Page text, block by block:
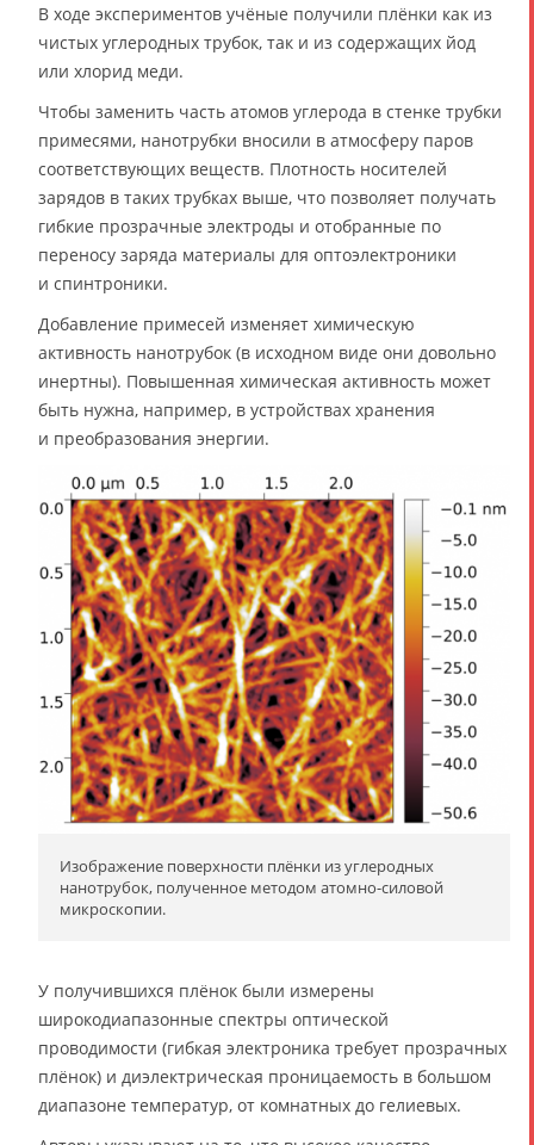
В ходе экспериментов учёные получили плёнки как из
чистых углеродных трубок, так и из содержащих йод
или хлорид меди.
Чтобы заменить часть атомов углерода в стенке трубки
примесями, нанотрубки вносили в атмосферу паров
соответствующих веществ. Плотность носителей
зарядов в таких трубках выше, что позволяет получать
гибкие прозрачные электроды и отобранные по
переносу заряда материалы для оптоэлектроники
и спинтроники.
Добавление примесей изменяет химическую
активность нанотрубок (в исходном виде они довольно
инертны). Повышенная химическая активность может
быть нужна, например, в устройствах хранения
и преобразования энергии.
Изображение поверхности плёнки из углеродных
нанотрубок, полученное методом атомно-силовой
микроскопии.
У получившихся плёнок были измерены
широкодиапазонные спектры оптической
проводимости (гибкая электроника требует прозрачных
плёнок) и диэлектрическая проницаемость в большом
диапазоне температур, от комнатных до гелиевых.